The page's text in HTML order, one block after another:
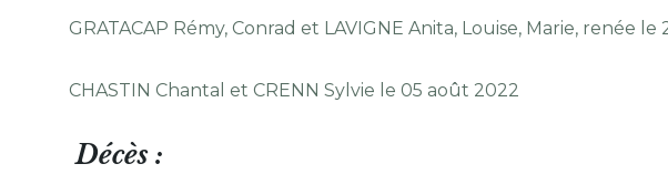
GRATACAP Rémy, Conrad et LAVIGNE Anita, Louise, Marie, renée le
CHASTIN Chantal et CRENN Sylvie le 05 août 2022
Décès :